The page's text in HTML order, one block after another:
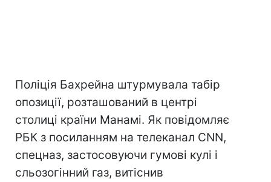
Поліція Бахрейна штурмувала табір
опозиції, розташований в центрі
столиці країни Манамі. Як повідомляє
РБК з посиланням на телеканал CNN,
спецназ, застосовуючи гумові кулі і
сльозогінний газ, витіснив